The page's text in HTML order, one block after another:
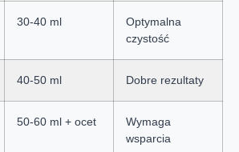
30-40 ml
Optymalna
czystość
40-50 ml Dobre rezultaty
50-60 ml + ocet
Wymaga
wsparcia